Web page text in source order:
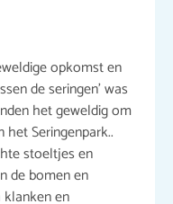
opkomst en
de seringen’ was
het geweldig om
Seringenpark..
stoeltjes en
de bomen en
en